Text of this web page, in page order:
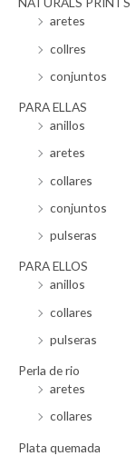
aretes
collres
conjuntos
PARA ELLAS
anillos
aretes
collares
conjuntos
pulseras
PARA ELLOS
anillos
collares
pulseras
Perla de rio
aretes
collares
Plata quemada